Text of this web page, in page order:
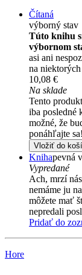
Čítaná
výborný stav
Túto knihu
výbornom
asi ani
na
10,08 €
Na sklade
Tento
iba posledné
možné, že
ponáhľajte sa!
Vložiť do
Knihapevná
Vypredané
Ach, mrzí
nemáme ju
môžete mať
nepredali
Pridať do
Hore